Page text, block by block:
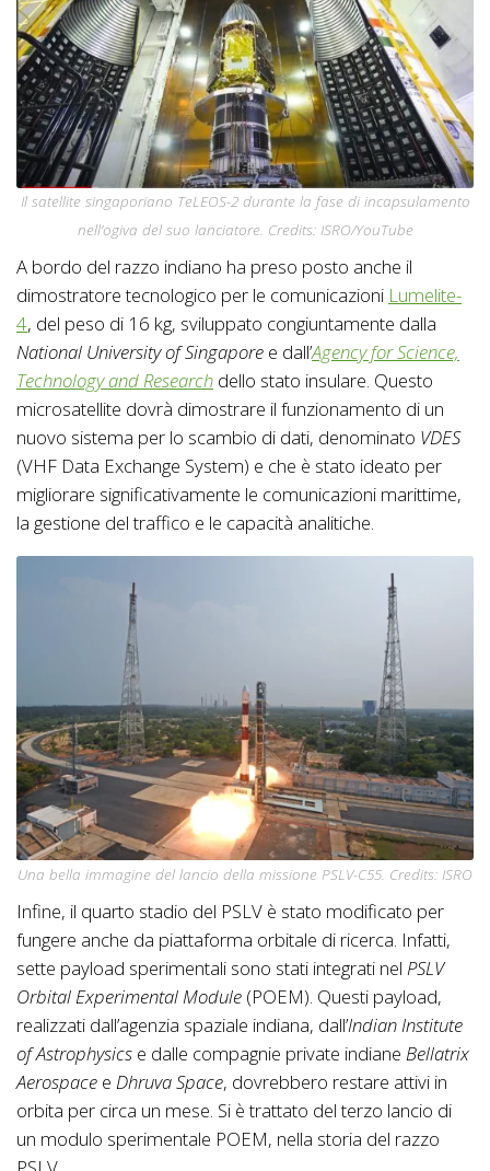
Il satellite singaporiano TeLEOS-2 durante la fase di incapsulamento
nell’ogiva del suo lanciatore. Credits: ISRO/YouTube
A bordo del razzo indiano ha preso posto anche il
dimostratore tecnologico per le comunicazioni Lumelite-
4, del peso di 16 kg, sviluppato congiuntamente dalla
National University of Singapore e dall’Agency for Science,
Technology and Research dello stato insulare. Questo
microsatellite dovrà dimostrare il funzionamento di un
nuovo sistema per lo scambio di dati, denominato VDES
(VHF Data Exchange System) e che è stato ideato per
migliorare significativamente le comunicazioni marittime,
la gestione del traffico e le capacità analitiche.
Una bella immagine del lancio della missione PSLV-C55. Credits: ISRO
Infine, il quarto stadio del PSLV è stato modificato per
fungere anche da piattaforma orbitale di ricerca. Infatti,
sette payload sperimentali sono stati integrati nel PSLV
Orbital Experimental Module (POEM). Questi payload,
realizzati dall’agenzia spaziale indiana, dall’Indian Institute
of Astrophysics e dalle compagnie private indiane Bellatrix
Aerospace e Dhruva Space, dovrebbero restare attivi in
orbita per circa un mese. Si è trattato del terzo lancio di
un modulo sperimentale POEM, nella storia del razzo